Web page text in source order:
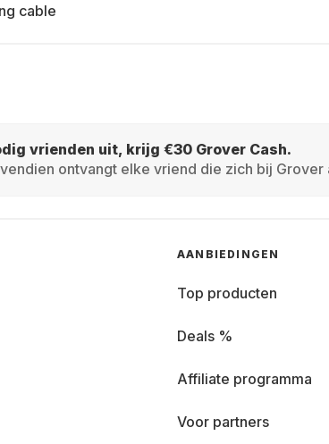
cable
vrienden uit, krijg €30 Grover Cash.
ontvangt elke vriend die zich bij Grover
AANBIEDINGEN
Top producten
Deals %
Affiliate programma
Voor partners